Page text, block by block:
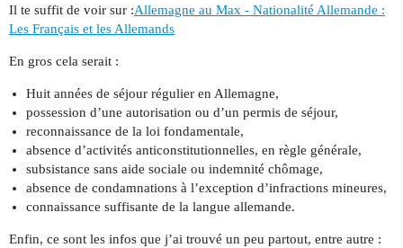
Il te suffit de voir sur :Allemagne au Max - Nationalité Allemande :
Les Français et les Allemands
En gros cela serait :
Huit années de séjour régulier en Allemagne,
possession d’une autorisation ou d’un permis de séjour,
reconnaissance de la loi fondamentale,
absence d’activités anticonstitutionnelles, en règle générale,
subsistance sans aide sociale ou indemnité chômage,
absence de condamnations à l’exception d’infractions mineures,
connaissance suffisante de la langue allemande.
Enfin, ce sont les infos que j’ai trouvé un peu partout, entre autre :